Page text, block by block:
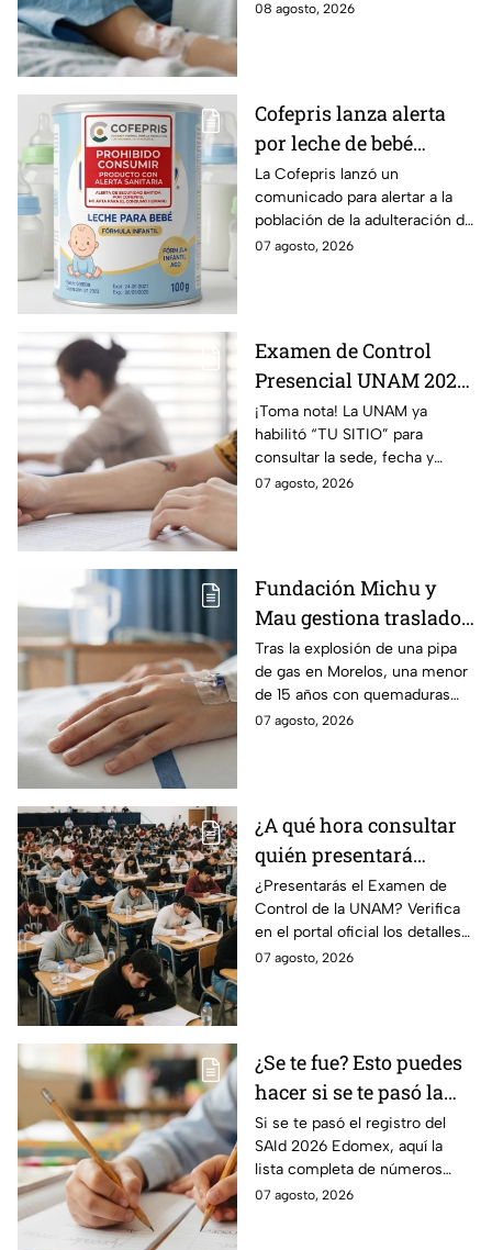
Cuernavaca
pipa de gas en Cuernavaca;
08 agosto, 2026
Cofepris lanza alerta
por leche de bebé
adulterada: ¿Qué marca
es y cómo identificarla?
La Cofepris lanzó un
comunicado para alertar a la
población de la adulteración de
una leche para bebé.
07 agosto, 2026
Examen de Control
Presencial UNAM 2026:
consulta aquí tu sede,
fecha y horario
¡Toma nota! La UNAM ya
habilitó “TU SITIO” para
consultar la sede, fecha y
horario del Examen Control
07 agosto, 2026
Fundación Michu y
Mau gestiona traslado
a Texas de adolescente
herida en explosión de
una pipa de gas en
Morelos
Tras la explosión de una pipa
de gas en Morelos, una menor
de 15 años con quemaduras
graves será trasladada a
07 agosto, 2026
¿A qué hora consultar
quién presentará
examen de control?
¿Presentarás el Examen de
Control de la UNAM? Verifica
en el portal oficial los detalles
de tu cita y los puntajes
07 agosto, 2026
¿Se te fue? Esto puedes
hacer si se te pasó la
fecha de preinscripción
SAID Edomex 2026
Si se te pasó el registro del
SAId 2026 Edomex, aquí la
lista completa de números
telefónicos y correos de
07 agosto, 2026